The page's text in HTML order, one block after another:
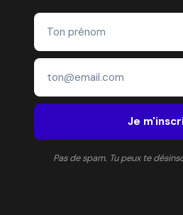
Je
Pas de spam. Tu peux te